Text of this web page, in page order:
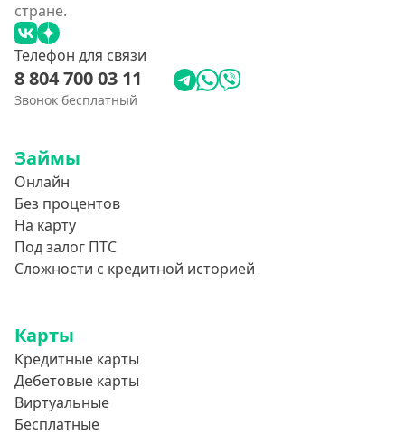
стране.
Телефон для связи
8 804 700 03 11
Звонок бесплатный
Займы
Онлайн
Без процентов
На карту
Под залог ПТС
Сложности с кредитной историей
Карты
Кредитные карты
Дебетовые карты
Виртуальные
Бесплатные